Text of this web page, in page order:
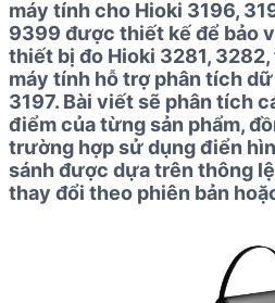
máy tính cho Hioki 3196,
9399 được thiết kế để bảo
thiết bị đo Hioki 3281,
máy tính hỗ trợ phân tích
3197. Bài viết sẽ phân tích
điểm của từng sản phẩm,
trường hợp sử dụng điển
sánh được dựa trên thông
thay đổi theo phiên bản